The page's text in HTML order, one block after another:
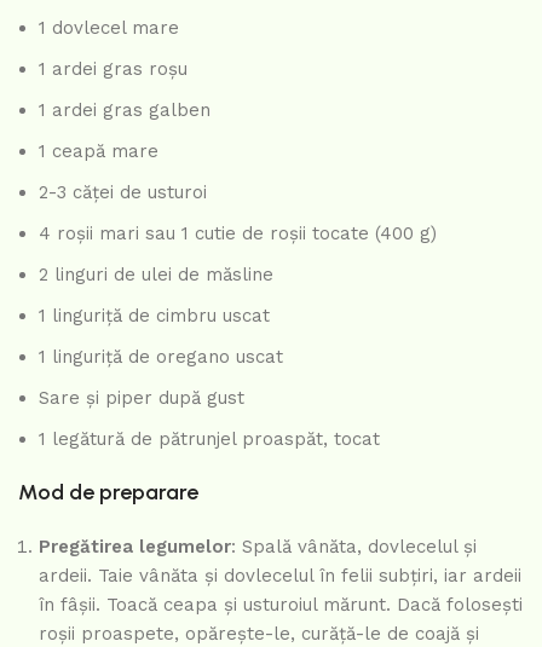
1 dovlecel mare
1 ardei gras roșu
1 ardei gras galben
1 ceapă mare
2-3 căței de usturoi
4 roșii mari sau 1 cutie de roșii tocate (400 g)
2 linguri de ulei de măsline
1 linguriță de cimbru uscat
1 linguriță de oregano uscat
Sare și piper după gust
1 legătură de pătrunjel proaspăt, tocat
Mod de preparare
Pregătirea legumelor: Spală vânăta, dovlecelul și
ardeii. Taie vânăta și dovlecelul în felii subțiri, iar ardeii
în fâșii. Toacă ceapa și usturoiul mărunt. Dacă folosești
roșii proaspete, opărește-le, curăță-le de coajă și